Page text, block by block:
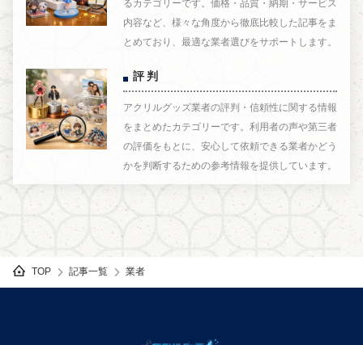
るカテゴリーです。価格・品質・納期・サービス
内容など、様々な角度から徹底比較した記事をま
とめており、最適な業者選びをサポートします。
評判
アクリルグッズ業者の評判・信頼性に関する情報
をまとめたカテゴリーです。利用者の声や第三者
の評価をもとに、安心して依頼できる業者かどう
かを判断するための参考情報を提供しています。
TOP 記事一覧 業者